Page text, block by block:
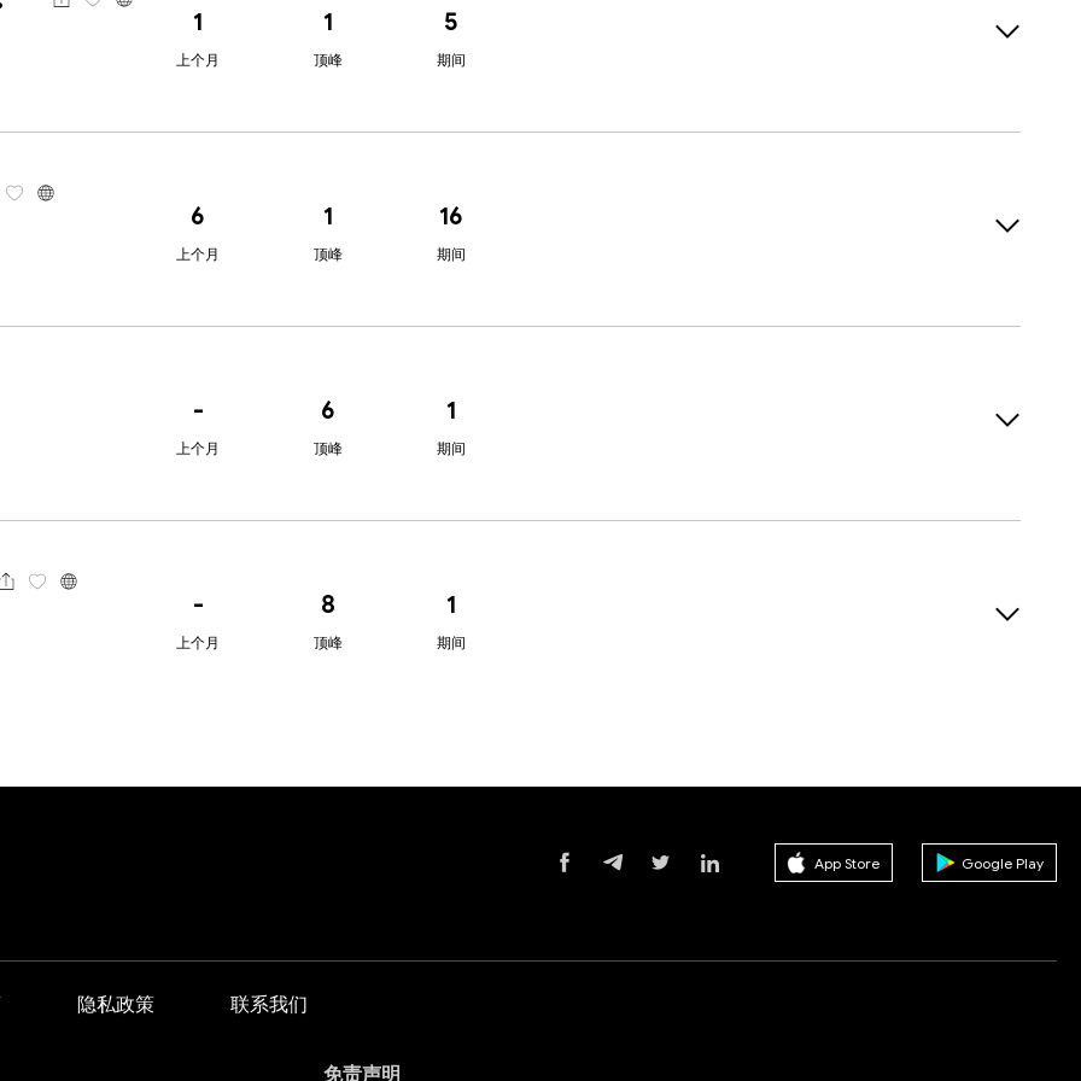
1
上个月
1
顶峰
5
期间
6
上个月
1
顶峰
16
期间
-
上个月
6
顶峰
1
期间
-
上个月
8
顶峰
1
期间
App Store Google Play
隐私政策 联系我们
免责声明